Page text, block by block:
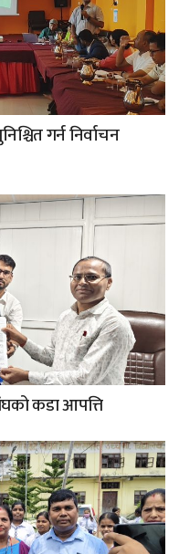
गर्न निर्वाचन
कडा आपत्ति